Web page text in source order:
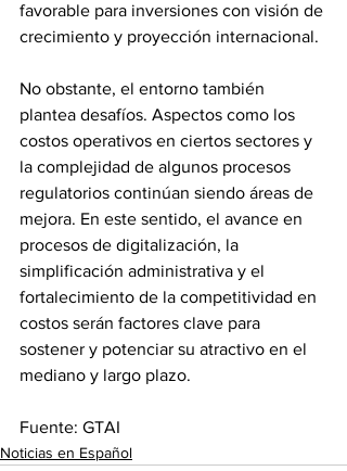
favorable para inversiones con visión de
crecimiento y proyección internacional.
No obstante, el entorno también
plantea desafíos. Aspectos como los
costos operativos en ciertos sectores y
la complejidad de algunos procesos
regulatorios continúan siendo áreas de
mejora. En este sentido, el avance en
procesos de digitalización, la
simplificación administrativa y el
fortalecimiento de la competitividad en
costos serán factores clave para
sostener y potenciar su atractivo en el
mediano y largo plazo.
Fuente: GTAI
Noticias en Español